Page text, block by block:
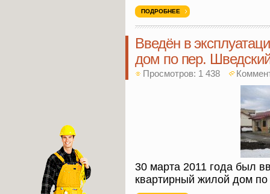
ПОДРОБНЕЕ
Введён в
дом по пер.
Просмотров: 1 438
30 марта 2011 года был
квартирный жилой дом